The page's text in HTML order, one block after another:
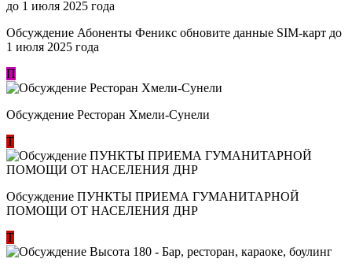
Обсуждение Абоненты Феникс обновите данные SIM-карт до
1 июля 2025 года
П
Обсуждение Ресторан Хмели-Сунели
Т
Обсуждение ​ПУНКТЫ ПРИЕМА ГУМАНИТАРНОЙ
ПОМОЩИ ОТ НАСЕЛЕНИЯ ДНР
Т